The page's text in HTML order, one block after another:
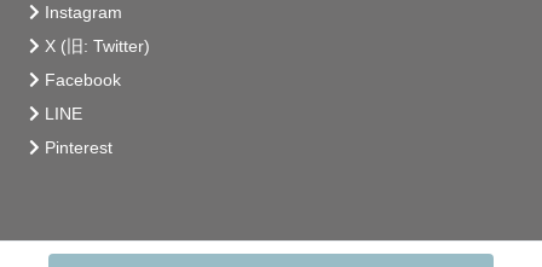
Instagram
X (旧: Twitter)
Facebook
LINE
Pinterest